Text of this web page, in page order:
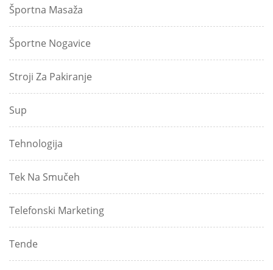
Športna Masaža
Športne Nogavice
Stroji Za Pakiranje
Sup
Tehnologija
Tek Na Smučeh
Telefonski Marketing
Tende